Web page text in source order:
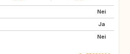
Nei
Ja
Nei